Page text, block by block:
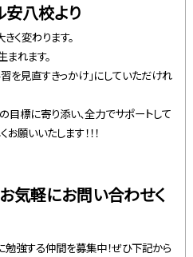
安八校より
く変わります。
れます。
を見直すきっかけ」にしていただけれ
目標に寄り添い、全力でサポートして
願いいたします！！！
気軽にお問い合わせく
強する仲間を募集中！ぜひ下記から